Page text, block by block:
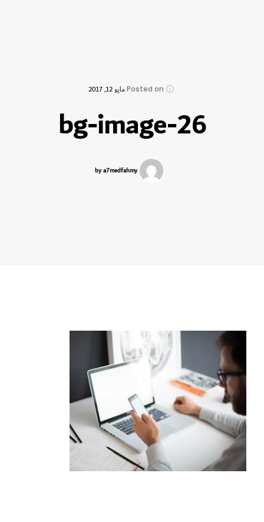
مايو 12, 2017
bg-image-26
by a7medfahmy